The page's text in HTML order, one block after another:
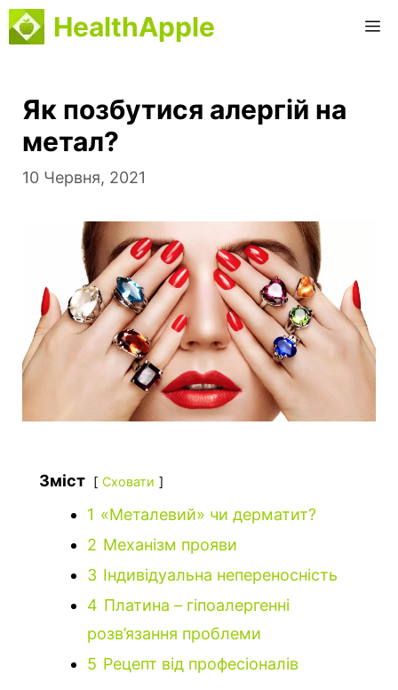
Перейти
до
HealthApple
Як позбутися алергій на
метал?
10 Червня, 2021
Зміст Сховати
1 «Металевий» чи дерматит?
2 Механізм прояви
3 Індивідуальна непереносність
4 Платина – гіпоалергенні
розв’язання проблеми
5 Рецепт від професіоналів